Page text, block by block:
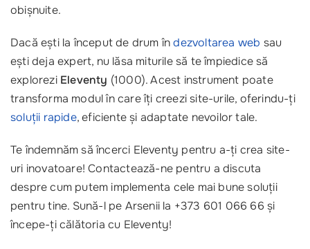
obișnuite.
Dacă ești la început de drum îndezvoltarea web sau
ești deja expert, nu lăsa miturile să te împiedice să
explorezi Eleventy (1000). Acest instrument poate
transforma modul în care îți creezi site-urile, oferindu-ți
soluții rapide, eficiente și adaptate nevoilor tale.
Te îndemnăm să încerci Eleventy pentru a-ți crea site-
uri inovatoare! Contactează-ne pentru a discuta
despre cum putem implementa cele mai bune soluții
pentru tine. Sună-l pe Arsenii la +373 601 066 66 și
începe-ți călătoria cu Eleventy!